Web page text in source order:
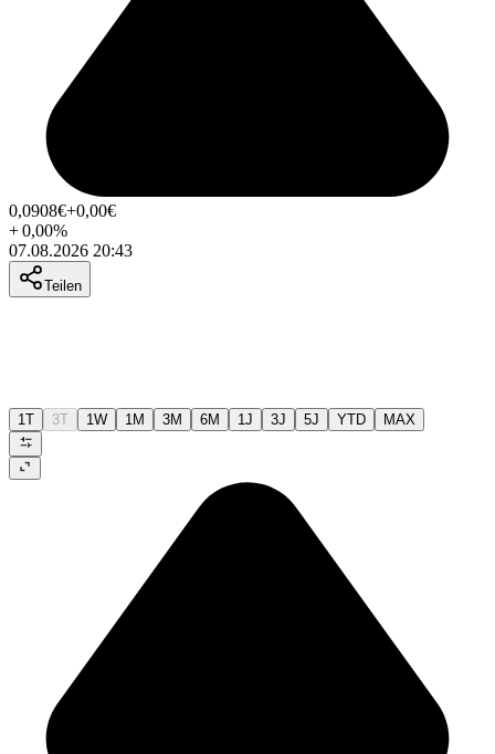
0,0908€+0,00€
+0,00%
07.08.2026 20:43
Teilen
1T 3T 1W 1M 3M 6M 1J 3J 5J YTD MAX